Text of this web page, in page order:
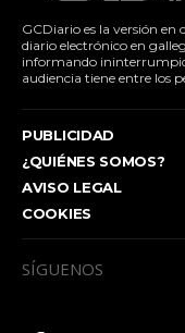
GCDiario es la versión en
diario electrónico en
informando
audiencia tiene entre los
PUBLICIDAD
¿QUIÉNES SOMOS?
AVISO LEGAL
COOKIES
SÍGUENOS